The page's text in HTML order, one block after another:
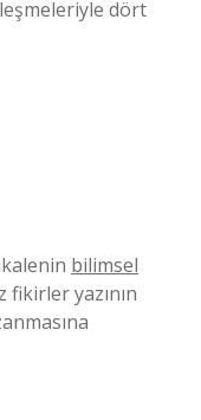
dört
bilimsel
yazının